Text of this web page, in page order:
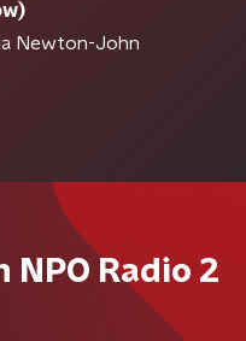
Newton-John
NPO Radio 2